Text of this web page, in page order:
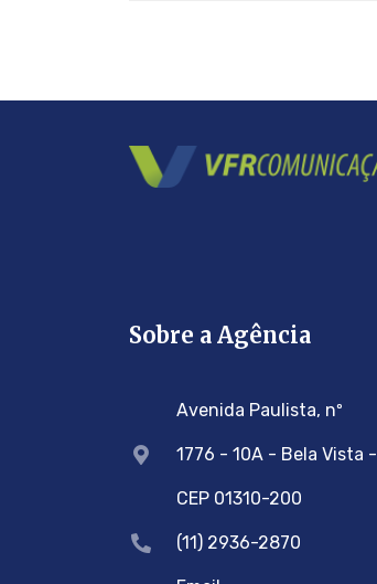
Sobre a Agência
Avenida Paulista, nº
1776 - 10A - Bela Vista -
CEP 01310-200
(11) 2936-2870